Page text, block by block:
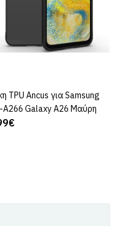
ΚΑΛΆΘΙ
TPU Ancus για Samsung
A266 Galaxy A26 Μαύρη